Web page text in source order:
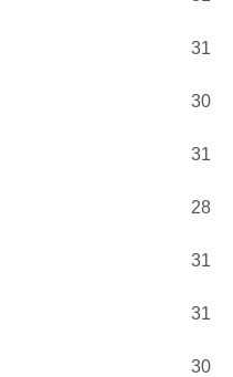
31
30
31
28
31
31
30